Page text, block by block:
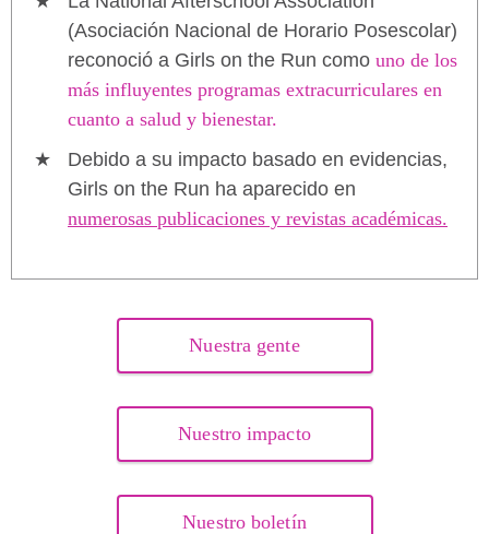
(Asociación Nacional de Horario Posescolar)
reconoció a Girls on the Run como uno de los
más influyentes programas extracurriculares en
cuanto a salud y bienestar.
Debido a su impacto basado en evidencias,
Girls on the Run ha aparecido en
numerosas publicaciones y revistas académicas.
Nuestra gente
Nuestro impacto
Nuestro boletín